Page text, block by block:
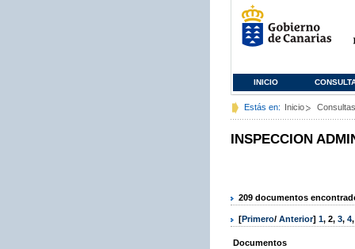
INICIO
Estás en: Inicio Consultas
INSPECCION
209 documentos
[Primero/ Anterior] 1, 2, 3, 4
Documentos